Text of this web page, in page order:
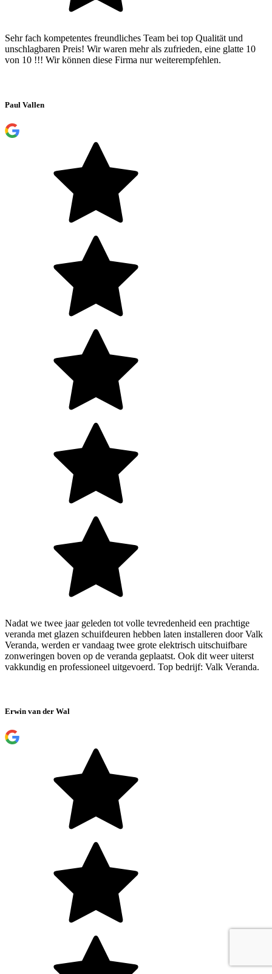
Sehr fach kompetentes freundliches Team bei top Qualität und
unschlagbaren Preis! Wir waren mehr als zufrieden, eine glatte 10
von 10 !!! Wir können diese Firma nur weiterempfehlen.
Paul Vallen
Nadat we twee jaar geleden tot volle tevredenheid een prachtige
veranda met glazen schuifdeuren hebben laten installeren door Valk
Veranda, werden er vandaag twee grote elektrisch uitschuifbare
zonweringen boven op de veranda geplaatst. Ook dit weer uiterst
vakkundig en professioneel uitgevoerd. Top bedrijf: Valk Veranda.
Erwin van der Wal